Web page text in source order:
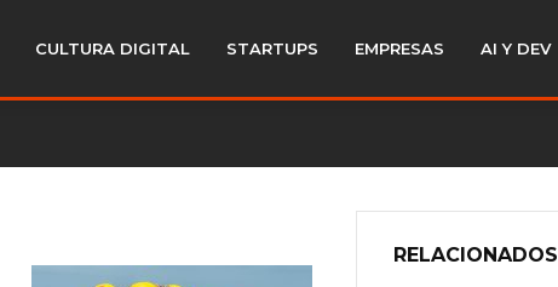
CULTURA DIGITAL STARTUPS EMPRESAS AI Y DEV
RELACIONADOS